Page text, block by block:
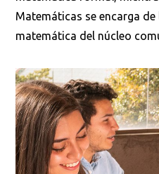
Matemáticas se encarga
matemática del núcleo